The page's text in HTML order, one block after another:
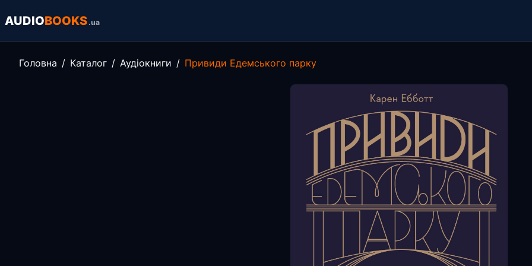
AUDIOBOOKS .ua
Головна Каталог Аудіокниги Привиди Едемського парку